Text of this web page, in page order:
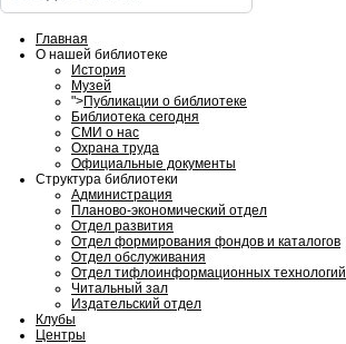
Главная
О нашей библиотеке
История
Музей
">Публикации о библиотеке
Библиотека сегодня
СМИ о нас
Охрана труда
Официальные документы
Структура библиотеки
Администрация
Планово-экономический отдел
Отдел развития
Отдел формирования фондов и каталогов
Отдел обслуживания
Отдел тифлоинформационных технологий
Читальный зал
Издательский отдел
Клубы
Центры